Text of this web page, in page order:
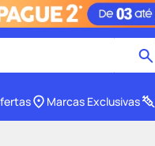
Marcas Exclusivas